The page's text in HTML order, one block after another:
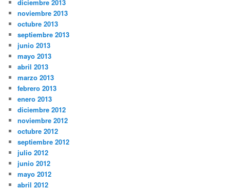
diciembre 2013
noviembre 2013
octubre 2013
septiembre 2013
junio 2013
mayo 2013
abril 2013
marzo 2013
febrero 2013
enero 2013
diciembre 2012
noviembre 2012
octubre 2012
septiembre 2012
julio 2012
junio 2012
mayo 2012
abril 2012